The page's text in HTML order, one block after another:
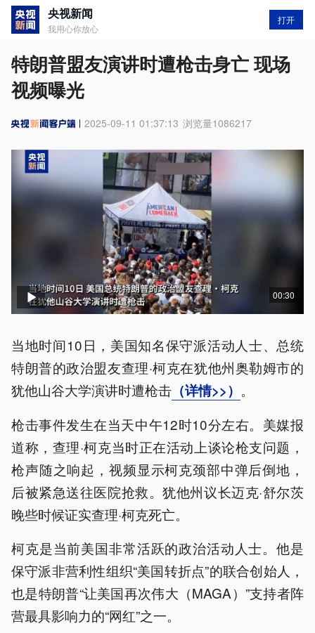
央视新闻
我用心你放心
打开
特朗普盟友演讲时遭枪击身亡 现场
视频曝光
2025-09-11 01:37:13 浏览量1086217
00:30
当地时间10日，美国知名保守派活动人士、总统
特朗普的政治盟友查理·柯克在犹他州奥勒姆市的
犹他山谷大学演讲时遭枪击 （详情>>） 。
枪击事件发生在当天中午12时10分左右。美媒报
道称，查理·柯克当时正在活动上谈论枪支问题，
枪声随之响起，视频显示柯克颈部中弹后倒地，
后被紧急送往医院抢救。犹他州议长迈克·舒尔茨
晚些时候证实查理·柯克死亡。
柯克是当前美国非常活跃的政治活动人士。他是
保守派非营利性组织“美国转折点”的联合创始人，
也是特朗普“让美国再次伟大（MAGA）”支持者阵
营最具影响力的“网红”之一。